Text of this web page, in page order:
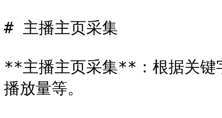
# 主播主页采集
**主播主页采集**：根据关键
播放量等。